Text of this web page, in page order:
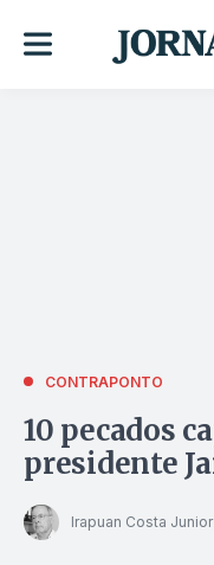
CONTRAPONTO
10 pecados
presidente
Irapuan Costa Junior